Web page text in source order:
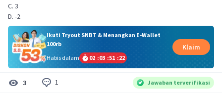
C. 3
D. -2
Ikuti Tryout SNBT & Menangkan E-Wallet
100rb
Habis dalam
02 :03 :51 :22
Klaim
3 1 Jawaban terverifikasi